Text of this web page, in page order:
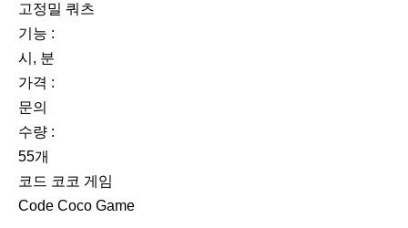
고정밀 쿼츠
기능 :
시, 분
가격 :
문의
수량 :
55개
코드 코코 게임
Code Coco Game